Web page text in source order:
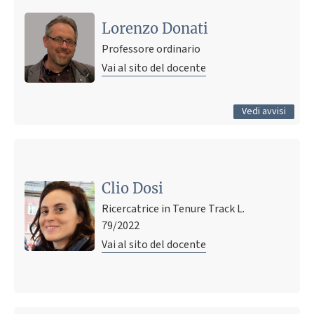
Lorenzo Donati
Professore ordinario
Vai al sito del docente
Vedi avvisi
9 agosto 2007 17:04
Tutti gli avvisi
Clio Dosi
Ricercatrice in Tenure Track L.
79/2022
Vai al sito del docente